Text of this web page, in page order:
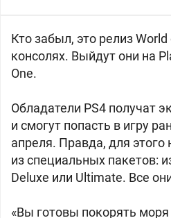
Кто забыл, это релиз
консолях. Выйдут они на
One.
Обладатели PS4 получат
и смогут попасть в игру
апреля. Правда, для этого
из специальных пакетов:
Deluxe или Ultimate. Все
«Вы готовы покорять моря